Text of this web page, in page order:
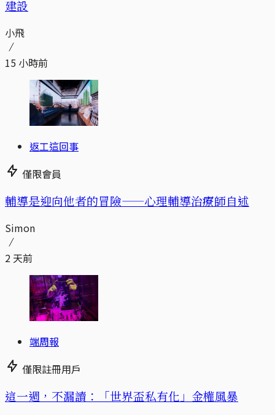
建設
小飛
15 小時前
返工這回事
僅限會員
輔導是迎向他者的冒險——心理輔導治療師自述
Simon
2 天前
端周報
僅限註冊用戶
這一週，不漏讀：「世界盃私有化」金權風暴